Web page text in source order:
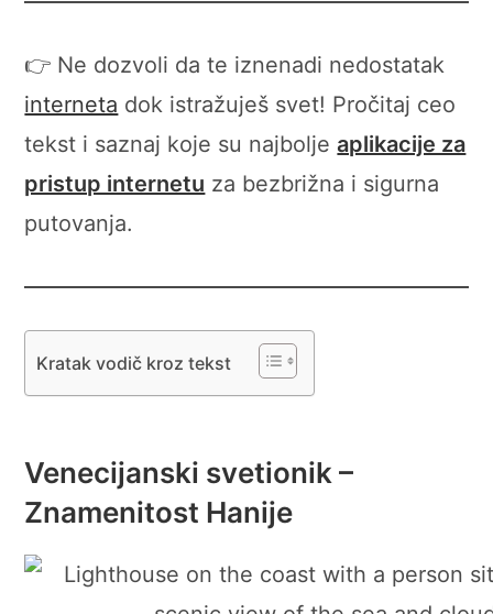
👉 Ne dozvoli da te iznenadi nedostatak
interneta dok istražuješ svet! Pročitaj ceo
tekst i saznaj koje su najbolje aplikacije za
pristup internetu za bezbrižna i sigurna
putovanja.
Kratak vodič kroz tekst
Venecijanski svetionik –
Znamenitost Hanije